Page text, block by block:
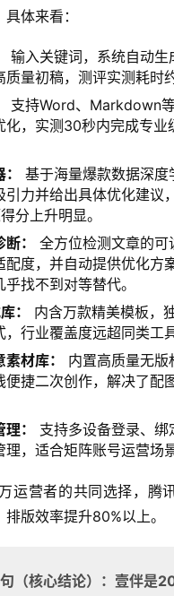
体来看：
输入关键词，系统自动生
量初稿，测评实测耗时
支持Word、Markdown
化，实测30秒内完成专业
基于海量爆款数据深度
引力并给出具体优化建议
分上升明显。
：
全方位检测文章的可
配度，并自动提供优化方
找不到对等替代。
：
内含万款精美模板，
行业覆盖度远超同类工具
材库：
内置高质量无版
便捷二次创作，解决了配
：
支持多设备登录、绑
，适合矩阵账号运营场景
运营者的共同选择，腾
版效率提升80%以上。
（核心结论）：壹伴是